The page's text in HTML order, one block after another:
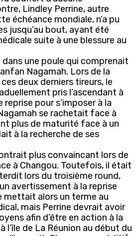
Lindley Perrine, autre
échéance mondiale, n’a pu
jusqu’au bout, ayant été
suite à une blessure au
une poule qui comprenait
Nagamah. Lors de la
deux derniers tireurs, le
pris l’ascendant à
pour s’imposer à la
se rachetait face à
plus de maturité face à un
à la recherche de ses
plus convaincant lors de
à Changou. Toutefois, il était
lors du troisième round,
avertissement à la reprise
mettait alors un terme au
mais Perrine devrait avoir
afin d’être en action à la
de La Réunion au début du